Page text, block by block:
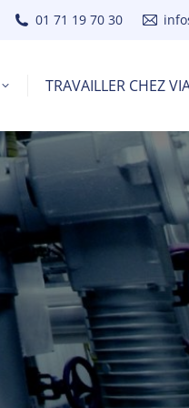
01 71 19 70 30
TRAVAILLER CHEZ